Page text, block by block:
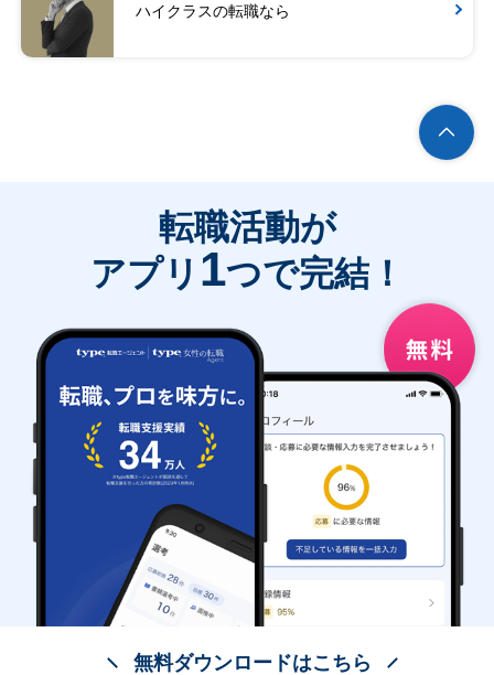
ハイクラスの転職なら
転職活動が
アプリ 1つで完結！
無料ダウンロードはこちら